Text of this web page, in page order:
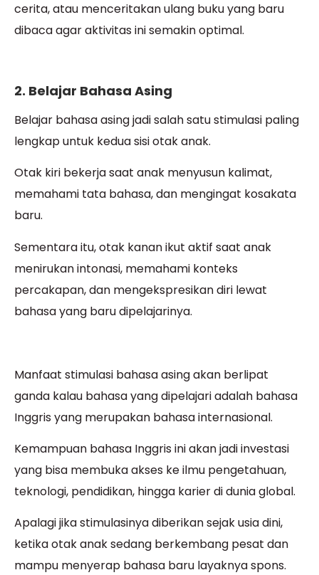
cerita, atau menceritakan ulang buku yang baru
dibaca agar aktivitas ini semakin optimal.
2. Belajar Bahasa Asing
Belajar bahasa asing jadi salah satu stimulasi paling
lengkap untuk kedua sisi otak anak.
Otak kiri bekerja saat anak menyusun kalimat,
memahami tata bahasa, dan mengingat kosakata
baru.
Sementara itu, otak kanan ikut aktif saat anak
menirukan intonasi, memahami konteks
percakapan, dan mengekspresikan diri lewat
bahasa yang baru dipelajarinya.
Manfaat stimulasi bahasa asing akan berlipat
ganda kalau bahasa yang dipelajari adalah bahasa
Inggris yang merupakan bahasa internasional.
Kemampuan bahasa Inggris ini akan jadi investasi
yang bisa membuka akses ke ilmu pengetahuan,
teknologi, pendidikan, hingga karier di dunia global.
Apalagi jika stimulasinya diberikan sejak usia dini,
ketika otak anak sedang berkembang pesat dan
mampu menyerap bahasa baru layaknya spons.